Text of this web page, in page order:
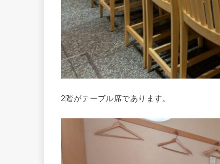
2階がテーブル席であります。